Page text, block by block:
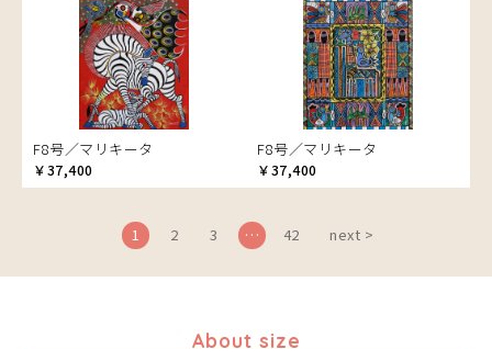
水浴び
湖
夕日
ライオン
漁
ワニ
F8号／マリキータ
￥37,400
F8号／マリキータ
￥37,400
1 2 3 … 42 next >
About size